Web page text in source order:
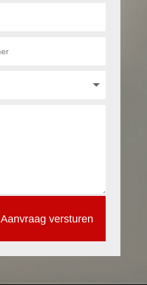
Aanvraag versturen